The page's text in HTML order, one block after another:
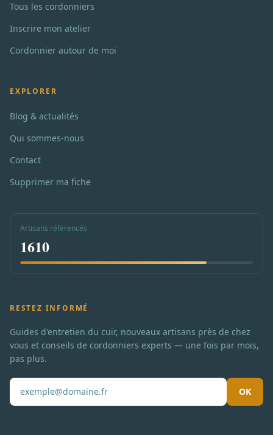
Tous les cordonniers
Inscrire mon atelier
Cordonnier autour de moi
EXPLORER
Blog & actualités
Qui sommes-nous
Contact
Supprimer ma fiche
Artisans référencés
1610
RESTEZ INFORMÉ
Guides d'entretien du cuir, nouveaux artisans près de chez
vous et conseils de cordonniers experts — une fois par mois,
pas plus.
OK